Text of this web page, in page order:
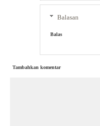
Balasan
Balas
Tambahkan komentar